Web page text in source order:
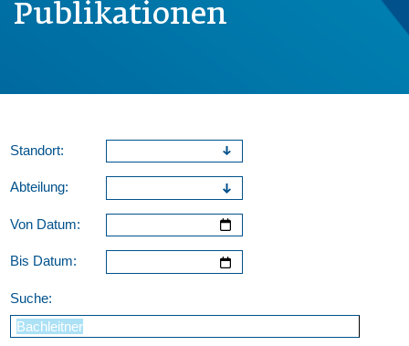
Publikationen
Standort:
Abteilung:
Von Datum:
Bis Datum:
Suche: